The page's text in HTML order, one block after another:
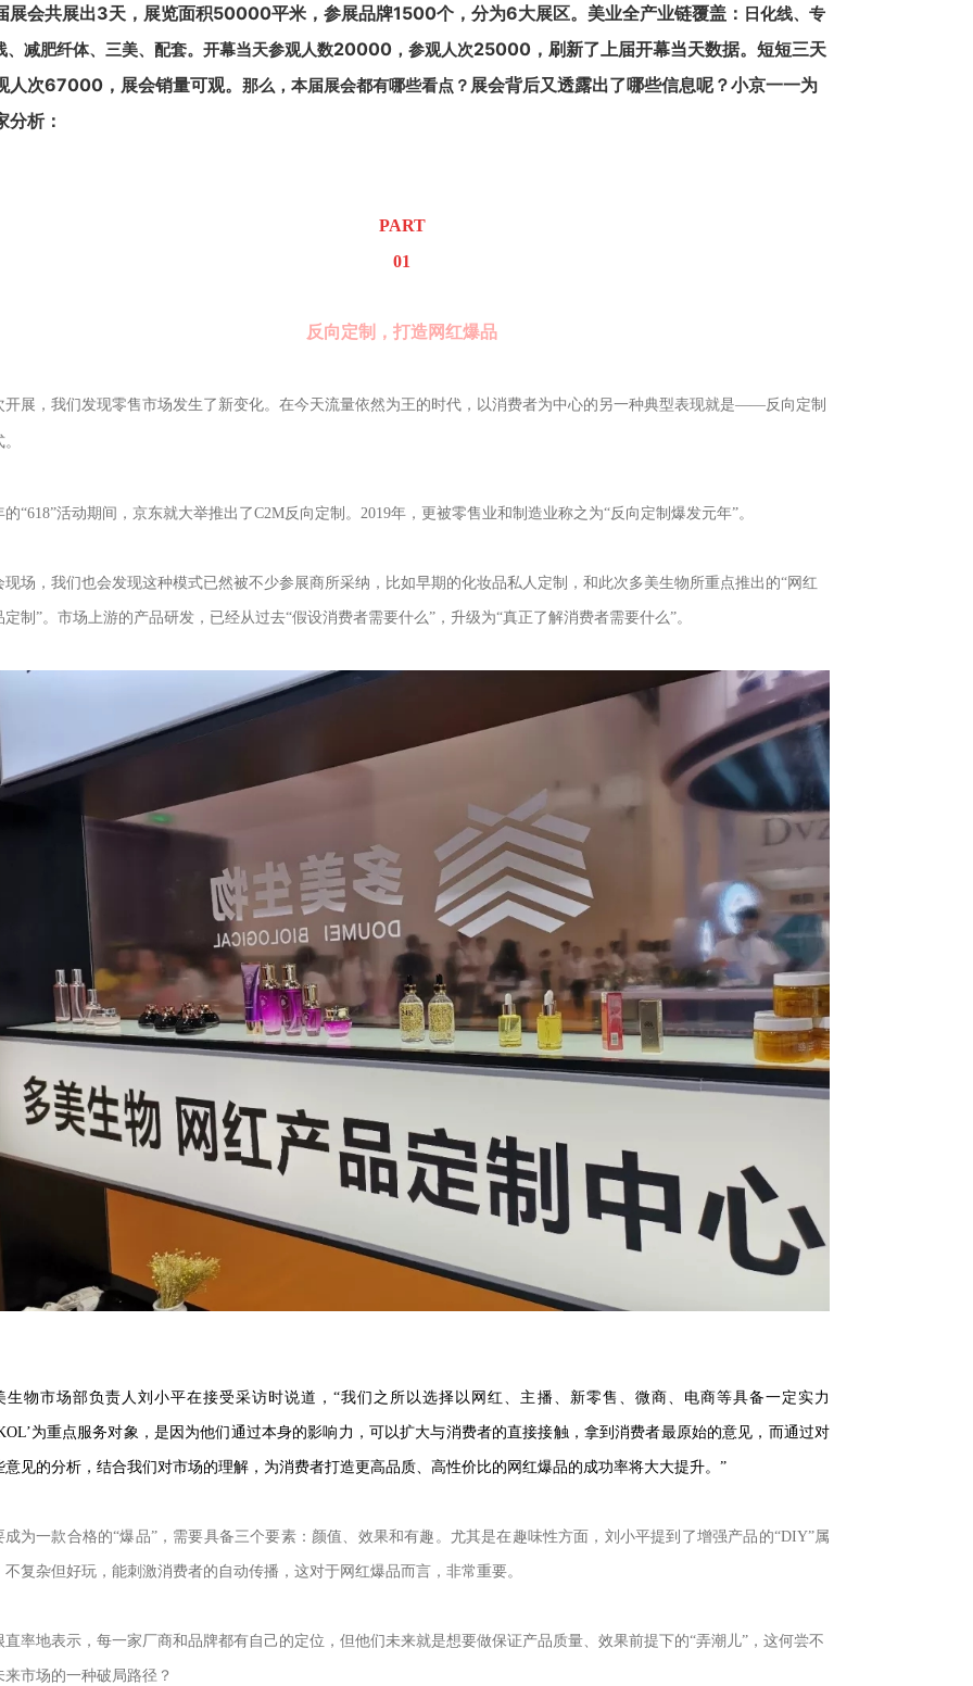
展会共展出3天，展览面积50000平米，参展品牌1500个，分为6大展区。美业全产业链覆盖： 日化线、专
、减肥纤体、三美、配套。 开幕当天参观人数20000，参观人次25000，刷新了上届开幕当天数据。短短三天
人次67000，展会销量可观。 那么，本届展会都有哪些看点？ 展会背后又透露出了哪些信息呢？小京一一为
分析：
PART
01
反向定制，打造网红爆品
开展，我们发现零售市场发生了新变化。在今天流量依然为王的时代，以消费者为中心的另一种典型表现就是——反向定制
的“618”活动期间，京东就大举推出了C2M反向定制。2019年，更被零售业和制造业称之为“反向定制爆发元年”。
现场，我们也会发现这种模式已然被不少参展商所采纳，比如早期的化妆品私人定制，和此次多美生物所重点推出的“网红
定制”。市场上游的产品研发，已经从过去“假设消费者需要什么”，升级为“真正了解消费者需要什么”。
生物市场部负责人刘小平在接受采访时说道，“我们之所以选择以网红、主播、新零售、微商、电商等具备一定实力
为重点服务对象，是因为他们通过本身的影响力，可以扩大与消费者的直接接触，拿到消费者最原始的意见，而通过对
意见的分析，结合我们对市场的理解，为消费者打造更高品质、高性价比的网红爆品的成功率将大大提升。”
成为一款合格的“爆品”，需要具备三个要素：颜值、效果和有趣。尤其是在趣味性方面，刘小平提到了增强产品的“DIY”属
不复杂但好玩，能刺激消费者的自动传播，这对于网红爆品而言，非常重要。
直率地表示，每一家厂商和品牌都有自己的定位，但他们未来就是想要做保证产品质量、效果前提下的“弄潮儿”，这何尝不
来市场的一种破局路径？